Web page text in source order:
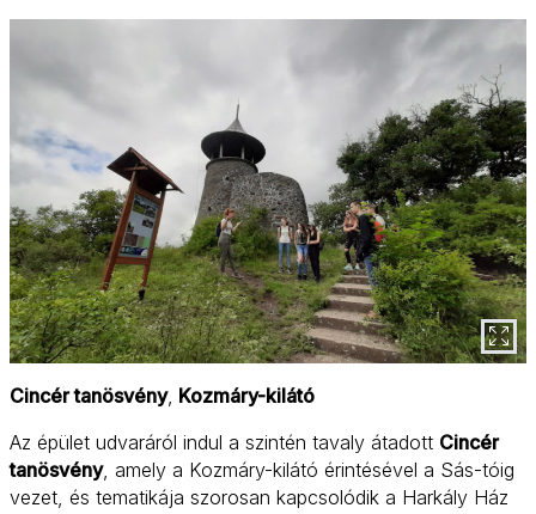
Cincér tanösvény, Kozmáry-kilátó
Az épület udvaráról indul a szintén tavaly átadott Cincér
tanösvény, amely a Kozmáry-kilátó érintésével a Sás-tóig
vezet, és tematikája szorosan kapcsolódik a Harkály Ház